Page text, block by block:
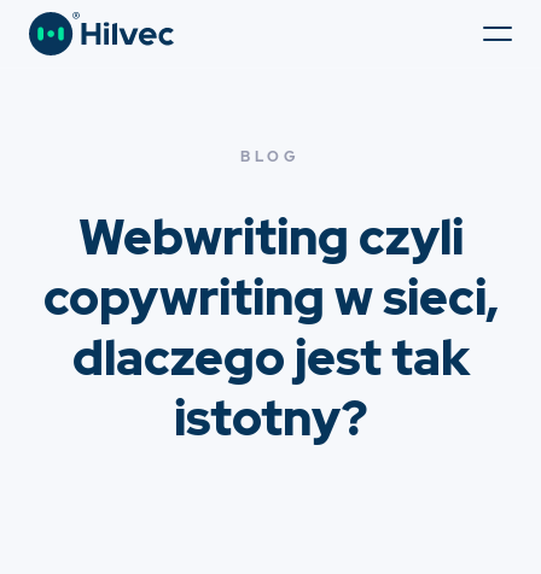
BLOG
Webwriting czyli
copywriting w sieci,
dlaczego jest tak
istotny?